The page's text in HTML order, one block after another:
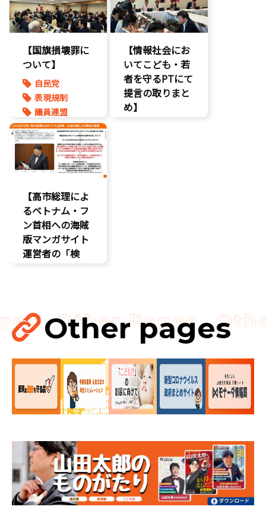
こどもの権利
こども政策
ゲーム規制
表現規制
【国旗損壊罪に
ついて】
自民党
表現規制
議員連盟
【情報社会にお
いてこども・若
者を守るPTにて
提言の取りまと
め】
【高市総理によ
るベトナム・フ
ン首相への海賊
版マンガサイト
運営者の「検
挙」の要請を実
見直し……
国会
海賊版
Other pages